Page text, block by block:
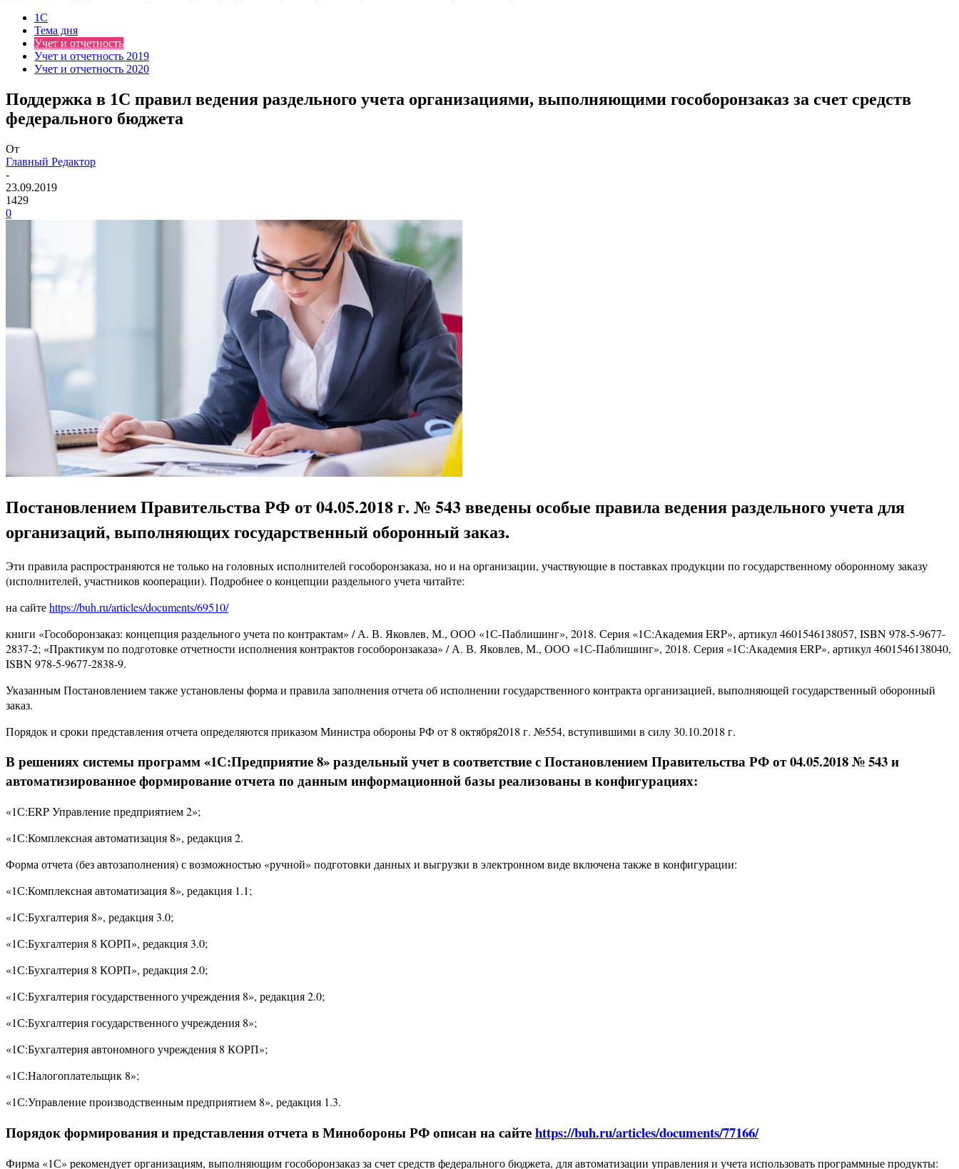
1С
Тема дня
Учет и отчетность
Учет и отчетность 2019
Учет и отчетность 2020
Поддержка в 1С правил ведения раздельного учета организациями, выполняющими гособоронзаказ за счет средств
федерального бюджета
От
Главный Редактор
-
23.09.2019
1429
0
Постановлением Правительства РФ от 04.05.2018 г. № 543 введены особые правила ведения раздельного учета для
организаций, выполняющих государственный оборонный заказ.
Эти правила распространяются не только на головных исполнителей гособоронзаказа, но и на организации, участвующие в поставках продукции по государственному оборонному заказу
(исполнителей, участников кооперации). Подробнее о концепции раздельного учета читайте:
на сайтеhttps://buh.ru/articles/documents/69510/
книги «Гособоронзаказ: концепция раздельного учета по контрактам» / А. В. Яковлев, М., ООО «1С-Паблишинг», 2018. Серия «1С:Академия ERP», артикул 4601546138057, ISBN 978-5-9677-
2837-2; «Практикум по подготовке отчетности исполнения контрактов гособоронзаказа» / А. В. Яковлев, М., ООО «1С-Паблишинг», 2018. Серия «1С:Академия ERP», артикул 4601546138040,
ISBN 978-5-9677-2838-9.
Указанным Постановлением также установлены форма и правила заполнения отчета об исполнении государственного контракта организацией, выполняющей государственный оборонный
заказ.
Порядок и сроки представления отчета определяются приказом Министра обороны РФ от 8 октября2018 г. №554, вступившими в силу 30.10.2018 г.
В решениях системы программ «1С:Предприятие 8» раздельный учет в соответствие с Постановлением Правительства РФ от 04.05.2018 № 543 и
автоматизированное формирование отчета по данным информационной базы реализованы в конфигурациях:
«1С:ERP Управление предприятием 2»;
«1С:Комплексная автоматизация 8», редакция 2.
Форма отчета (без автозаполнения) с возможностью «ручной» подготовки данных и выгрузки в электронном виде включена также в конфигурации:
«1С:Комплексная автоматизация 8», редакция 1.1;
«1С:Бухгалтерия 8», редакция 3.0;
«1С:Бухгалтерия 8 КОРП», редакция 3.0;
«1С:Бухгалтерия 8 КОРП», редакция 2.0;
«1С:Бухгалтерия государственного учреждения 8», редакция 2.0;
«1С:Бухгалтерия государственного учреждения 8»;
«1C:Бухгалтерия автономного учреждения 8 КОРП»;
«1С:Налогоплательщик 8»;
«1С:Управление производственным предприятием 8», редакция 1.3.
Порядок формирования и представления отчета в Минобороны РФ описан на сайтеhttps://buh.ru/articles/documents/77166/
Фирма «1С» рекомендует организациям, выполняющим гособоронзаказ за счет средств федерального бюджета, для автоматизации управления и учета использовать программные продукты: